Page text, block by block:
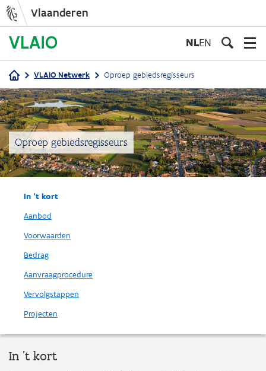
inhoud
gaan
Vlaanderen
NLEN
Kruimelpad
VLAIO Netwerk Oproep gebiedsregisseurs
Oproep gebiedsregisseurs
In 't kort
Aanbod
Voorwaarden
Bedrag
Aanvraagprocedure
Vervolgstappen
Projecten
In 't kort